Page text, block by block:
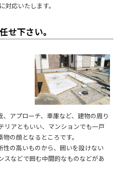
応いたします。
せ下さい。
アプローチ、車庫など、建物の周り
リアともいい、マンションでも一戸
の顔となるところです。
の高いものから、囲いを設けない
スなどで囲む中間的なものなどがあ